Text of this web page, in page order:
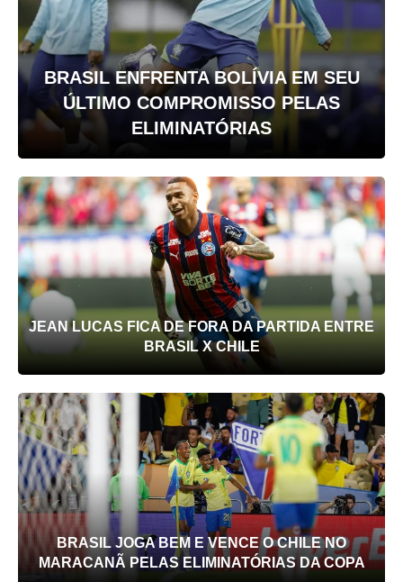
BRASIL ENFRENTA BOLÍVIA EM SEU
ÚLTIMO COMPROMISSO PELAS
ELIMINATÓRIAS
JEAN LUCAS FICA DE FORA DA PARTIDA ENTRE
BRASIL X CHILE
BRASIL JOGA BEM E VENCE O CHILE NO
MARACANÃ PELAS ELIMINATÓRIAS DA COPA